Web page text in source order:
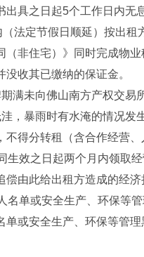
具之日起5个工作日内无
法定节假日顺延）按出
非住宅）》同时完成物
收其已缴纳的保证金。
满未向佛山南方产权交易
，暴雨时有水淹的情况
得分转租（含合作经营、
生效之日起两个月内领取
由此给出租方造成的经济
名单或安全生产、环保等
或安全生产、环保等管